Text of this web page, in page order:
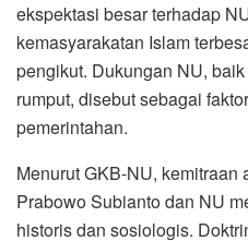
ekspektasi besar terhadap
kemasyarakatan Islam
pengikut. Dukungan NU,
rumput, disebut sebagai
pemerintahan.
Menurut GKB-NU,
Prabowo Subianto dan NU
historis dan sosiologis.